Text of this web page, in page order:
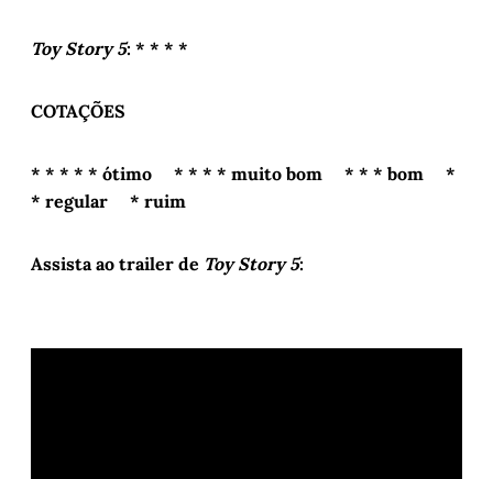
Toy Story 5: * * * *
COTAÇÕES
* * * * * ótimo * * * * muito bom * * * bom *
* regular * ruim
Assista ao trailer de Toy Story 5: